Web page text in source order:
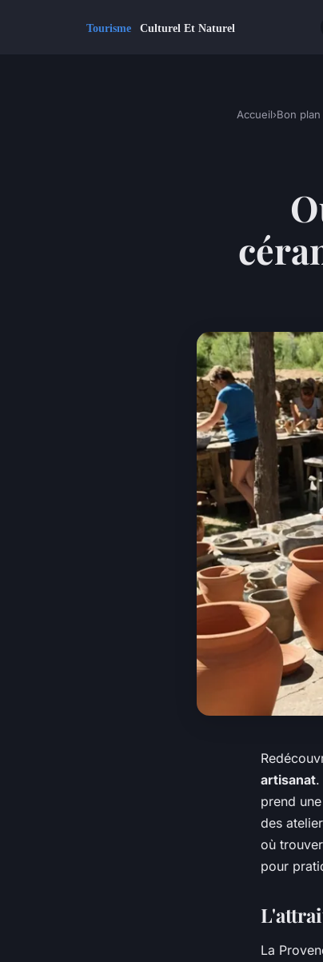
Accueil›Bon plan
artisanat.
prend
des
où
pour
La